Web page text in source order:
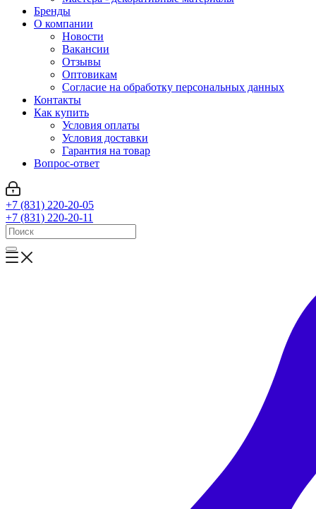
Бренды
О компании
Новости
Вакансии
Отзывы
Оптовикам
Cогласие на обработку персональных данных
Контакты
Как купить
Условия оплаты
Условия доставки
Гарантия на товар
Вопрос-ответ
+7 (831) 220-20-05
+7 (831) 220-20-11